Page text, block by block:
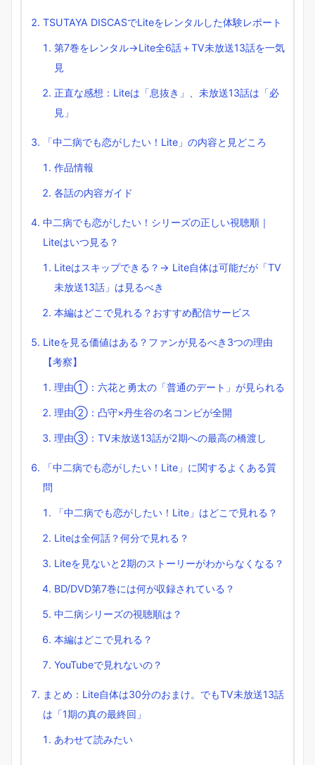
TSUTAYA DISCASでLiteをレンタルした体験レポート
第7巻をレンタル→Lite全6話＋TV未放送13話を一気
見
正直な感想：Liteは「息抜き」、未放送13話は「必
見」
「中二病でも恋がしたい！Lite」の内容と見どころ
作品情報
各話の内容ガイド
中二病でも恋がしたい！シリーズの正しい視聴順｜
Liteはいつ見る？
Liteはスキップできる？→ Lite自体は可能だが「TV
未放送13話」は見るべき
本編はどこで見れる？おすすめ配信サービス
Liteを見る価値はある？ファンが見るべき3つの理由
【考察】
理由①：六花と勇太の「普通のデート」が見られる
理由②：凸守×丹生谷の名コンビが全開
理由③：TV未放送13話が2期への最高の橋渡し
「中二病でも恋がしたい！Lite」に関するよくある質
問
「中二病でも恋がしたい！Lite」はどこで見れる？
Liteは全何話？何分で見れる？
Liteを見ないと2期のストーリーがわからなくなる？
BD/DVD第7巻には何が収録されている？
中二病シリーズの視聴順は？
本編はどこで見れる？
YouTubeで見れないの？
まとめ：Lite自体は30分のおまけ。でもTV未放送13話
は「1期の真の最終回」
あわせて読みたい